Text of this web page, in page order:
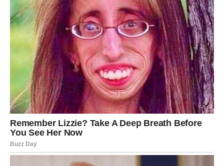
Neko iz prošlosti može ponovo pokrenuti
emocije
Za mnoge Rakove prošlost još nije rekla poslednju reč.
Moguće je iznenadno javljanje osobe koja je nekada imala
posebno mesto u vašem životu. To može biti sasvim
obična poruka, neočekivan poziv ili slučajan susret koji će
probuditi osećanja za koja ste mislili da su ostala daleko
iza vas.
Najveća zbunjenost može nastati zbog toga što ćete se
zapitati da li između vas i te osobe zaista postoji nešto